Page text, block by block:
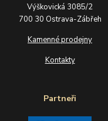
Výškovická 3085/2
700 30 Ostrava-Zábřeh
Kamenné prodejny
Kontakty
Partneři